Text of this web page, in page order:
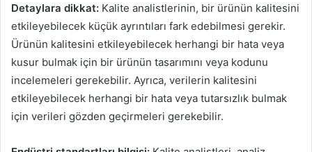
Detaylara dikkat: Kalite analistlerinin, bir ürünün kalitesini
etkileyebilecek küçük ayrıntıları fark edebilmesi gerekir.
Ürünün kalitesini etkileyebilecek herhangi bir hata veya
kusur bulmak için bir ürünün tasarımını veya kodunu
incelemeleri gerekebilir. Ayrıca, verilerin kalitesini
etkileyebilecek herhangi bir hata veya tutarsızlık bulmak
için verileri gözden geçirmeleri gerekebilir.